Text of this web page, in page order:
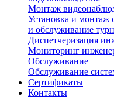
Монтаж
Установка и монтаж
и обслуживание
Диспетчеризация
Мониторинг
Обслуживание
Обслуживание
Сертификаты
Контакты